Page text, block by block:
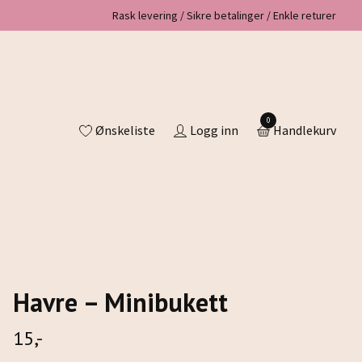
Rask levering / Sikre betalinger / Enkle returer
Ønskeliste Logg inn
0
Handlekurv
Havre – Minibukett
15,-